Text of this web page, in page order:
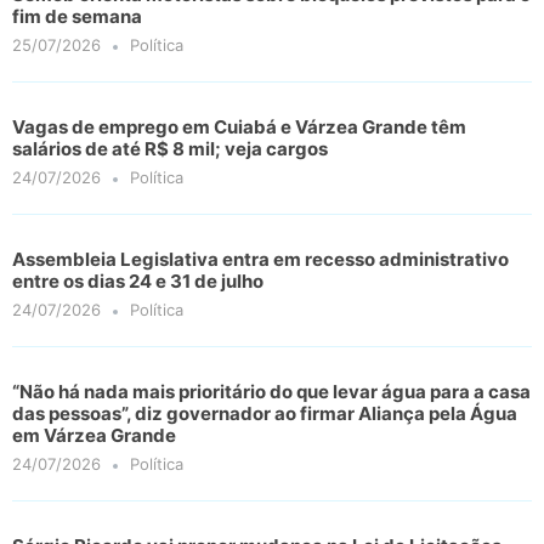
fim de semana
25/07/2026 Política
Vagas de emprego em Cuiabá e Várzea Grande têm
salários de até R$ 8 mil; veja cargos
24/07/2026 Política
Assembleia Legislativa entra em recesso administrativo
entre os dias 24 e 31 de julho
24/07/2026 Política
“Não há nada mais prioritário do que levar água para a casa
das pessoas”, diz governador ao firmar Aliança pela Água
em Várzea Grande
24/07/2026 Política